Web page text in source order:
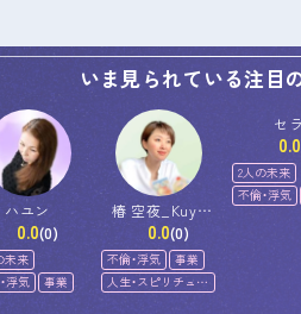
いま見られている注目
ハユン
0.0(0)
未来
浮気
事業
椿 空夜_Kuyo
Tsubaki
0.0(0)
不倫・浮気
事業
人生・スピリチュア
ル
セラ
0.0
2人の未来
不倫・浮気